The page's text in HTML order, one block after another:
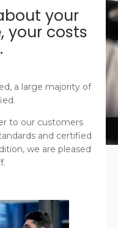
your
your costs
a large majority of
to our customers
and certified
we are pleased